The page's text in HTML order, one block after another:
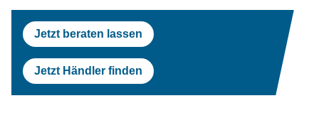
Jetzt beraten lassen
Jetzt Händler finden
Prüfstraßen
Scheinwerferprüfung
Radwuchtmaschinen
Tesla
Porsche
Volvo
Scheinwerferprüfung
Radwuchtmaschinen
Reifenmontiergeräte
Reifenservice
Return On Invest Rechner
OEM Freigaben